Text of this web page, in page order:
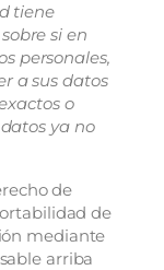
tiene
si en
personales,
a sus datos
o
ya no
de
de
mediante
arriba